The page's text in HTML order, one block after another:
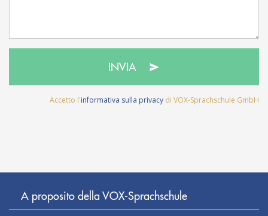
INVIA
Accetto l'informativa sulla privacy di VOX-Sprachschule GmbH
A proposito della VOX-Sprachschule